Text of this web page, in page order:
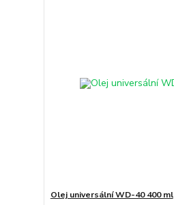
Olej universální WD-40 400 ml